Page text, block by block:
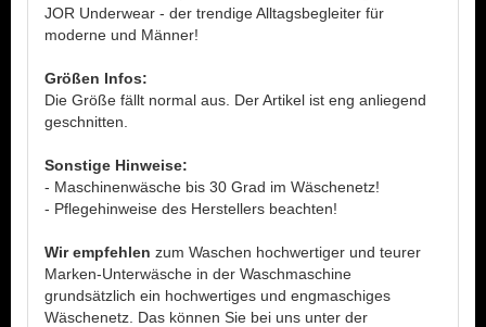
JOR Underwear - der trendige Alltagsbegleiter für
moderne und Männer!
Größen Infos:
Die Größe fällt normal aus. Der Artikel ist eng anliegend
geschnitten.
Sonstige Hinweise:
- Maschinenwäsche bis 30 Grad im Wäschenetz!
- Pflegehinweise des Herstellers beachten!
Wir empfehlen zum Waschen hochwertiger und teurer
Marken-Unterwäsche in der Waschmaschine
grundsätzlich ein hochwertiges und engmaschiges
Wäschenetz. Das können Sie bei uns unter der